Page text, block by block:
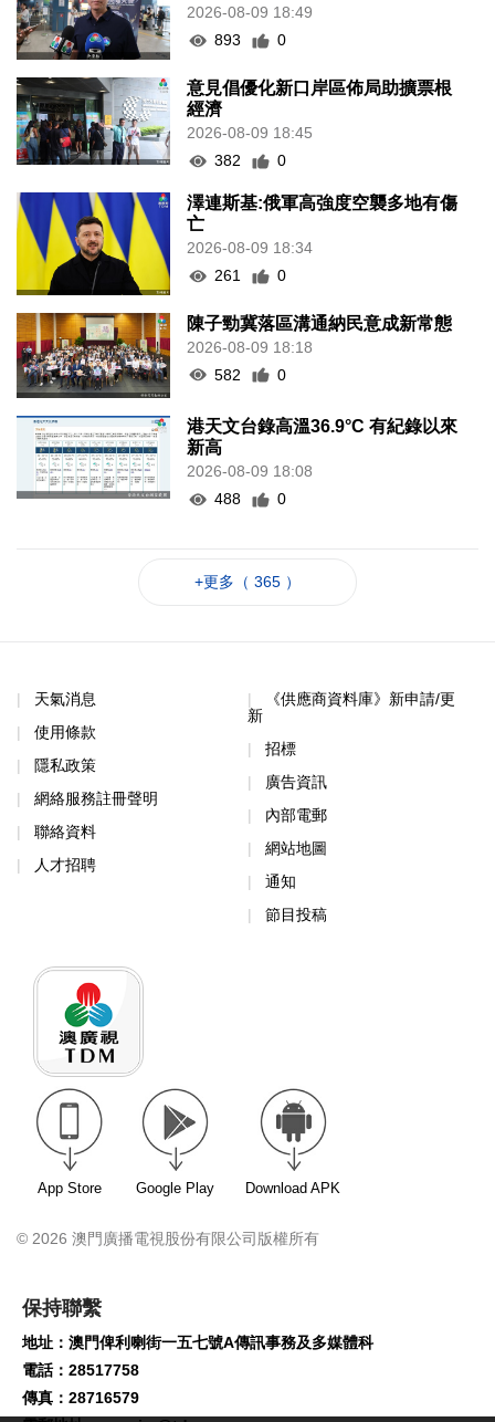
2026-08-09 18:49
893
0
意見倡優化新口岸區佈局助擴票根
經濟
2026-08-09 18:45
382
0
澤連斯基:俄軍高強度空襲多地有傷
亡
2026-08-09 18:34
261
0
陳子勁冀落區溝通納民意成新常態
2026-08-09 18:18
582
0
港天文台錄高溫36.9°C 有紀錄以來
新高
2026-08-09 18:08
488
0
+更多（ 365 ）
天氣消息
使用條款
隱私政策
網絡服務註冊聲明
聯絡資料
人才招聘
《供應商資料庫》新申請/更
新
招標
廣告資訊
內部電郵
網站地圖
通知
節目投稿
App Store Google Play Download APK
© 2026 澳門廣播電視股份有限公司版權所有
保持聯繫
地址：澳門俾利喇街一五七號A傳訊事務及多媒體科
電話：28517758
傳真：28716579